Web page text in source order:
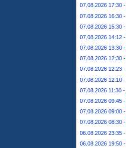
07.08.2026 17:30 -
07.08.2026 16:30 -
07.08.2026 15:30 -
07.08.2026 14:12 -
07.08.2026 13:30 -
07.08.2026 12:30 -
07.08.2026 12:23 -
07.08.2026 12:10 -
07.08.2026 11:30 -
07.08.2026 09:45 -
07.08.2026 09:00 -
07.08.2026 08:30 -
06.08.2026 23:35 -
06.08.2026 19:50 -